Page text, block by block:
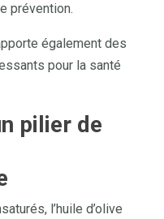
prévention.
également des
pour la santé
pilier de
l’huile d’olive